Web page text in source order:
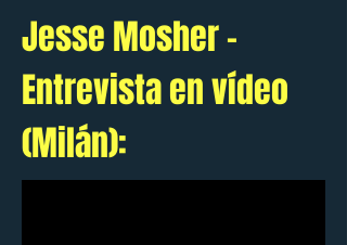
Jesse Mosher -
Entrevista en vídeo
(Milán):